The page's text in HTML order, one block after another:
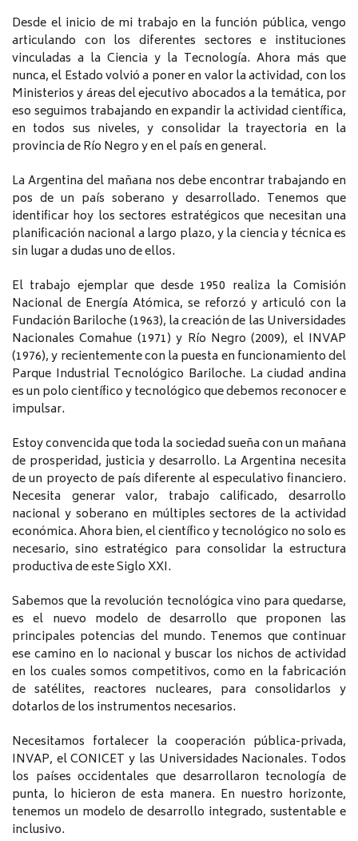
Desde el inicio de mi trabajo en la función pública, vengo
articulando con los diferentes sectores e instituciones
vinculadas a la Ciencia y la Tecnología. Ahora más que
nunca, el Estado volvió a poner en valor la actividad, con los
Ministerios y áreas del ejecutivo abocados a la temática, por
eso seguimos trabajando en expandir la actividad científica,
en todos sus niveles, y consolidar la trayectoria en la
provincia de Río Negro y en el país en general.
La Argentina del mañana nos debe encontrar trabajando en
pos de un país soberano y desarrollado. Tenemos que
identificar hoy los sectores estratégicos que necesitan una
planificación nacional a largo plazo, y la ciencia y técnica es
sin lugar a dudas uno de ellos.
El trabajo ejemplar que desde 1950 realiza la Comisión
Nacional de Energía Atómica, se reforzó y articuló con la
Fundación Bariloche (1963), la creación de las Universidades
Nacionales Comahue (1971) y Río Negro (2009), el INVAP
(1976), y recientemente con la puesta en funcionamiento del
Parque Industrial Tecnológico Bariloche. La ciudad andina
es un polo científico y tecnológico que debemos reconocer e
impulsar.
Estoy convencida que toda la sociedad sueña con un mañana
de prosperidad, justicia y desarrollo. La Argentina necesita
de un proyecto de país diferente al especulativo financiero.
Necesita generar valor, trabajo calificado, desarrollo
nacional y soberano en múltiples sectores de la actividad
económica. Ahora bien, el científico y tecnológico no solo es
necesario, sino estratégico para consolidar la estructura
productiva de este Siglo XXI.
Sabemos que la revolución tecnológica vino para quedarse,
es el nuevo modelo de desarrollo que proponen las
principales potencias del mundo. Tenemos que continuar
ese camino en lo nacional y buscar los nichos de actividad
en los cuales somos competitivos, como en la fabricación
de satélites, reactores nucleares, para consolidarlos y
dotarlos de los instrumentos necesarios.
Necesitamos fortalecer la cooperación pública-privada,
INVAP, el CONICET y las Universidades Nacionales. Todos
los países occidentales que desarrollaron tecnología de
punta, lo hicieron de esta manera. En nuestro horizonte,
tenemos un modelo de desarrollo integrado, sustentable e
inclusivo.